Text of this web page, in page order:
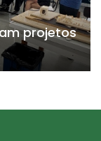
projetos